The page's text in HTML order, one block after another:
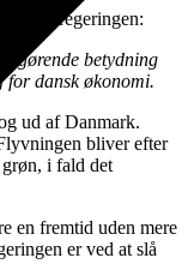
regeringen:
betydning
for dansk økonomi.
ud af Danmark.
bliver efter
grøn, i fald det
en fremtid uden mere
er ved at slå